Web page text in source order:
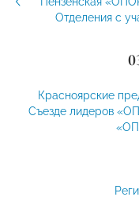
Отделения с
Красноярские
Съезде лидеров